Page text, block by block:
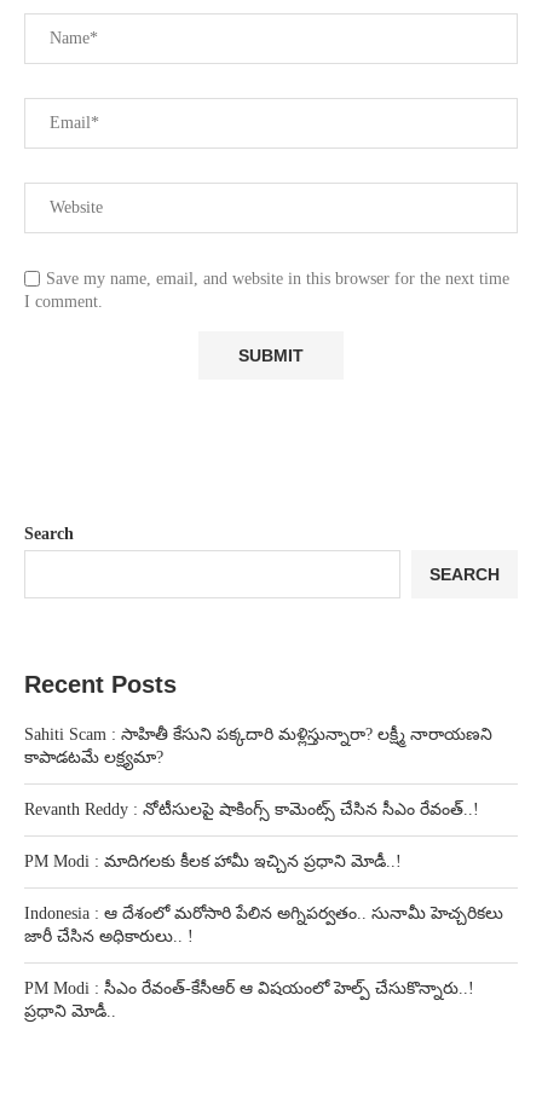
Save my name, email, and website in this browser for the next time
I comment.
Search
SEARCH
Recent Posts
Sahiti Scam : సాహితీ కేసుని పక్కదారి మళ్లిస్తున్నారా? లక్ష్మీ నారాయణని
కాపాడటమే లక్ష్యమా?
Revanth Reddy : నోటీసులపై షాకింగ్స్ కామెంట్స్ చేసిన సీఎం రేవంత్..!
PM Modi : మాదిగలకు కీలక హామీ ఇచ్చిన ప్రధాని మోడీ..!
Indonesia : ఆ దేశంలో మరోసారి పేలిన అగ్నిపర్వతం.. సునామీ హెచ్చరికలు
జారీ చేసిన అధికారులు.. !
PM Modi : సీఎం రేవంత్-కేసీఆర్ ఆ విషయంలో హెల్ప్ చేసుకొన్నారు..!
ప్రధాని మోడీ..